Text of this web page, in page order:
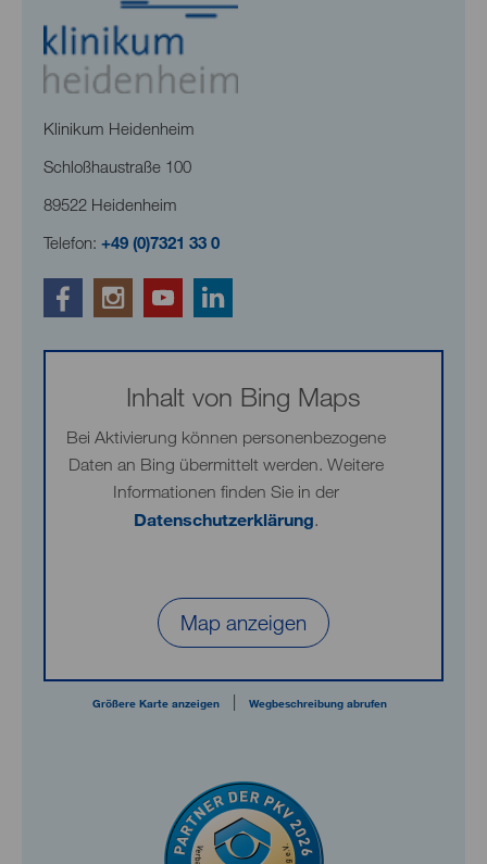
Klinikum Heidenheim
Schloßhaustraße 100
89522 Heidenheim
Telefon: +49 (0)7321 33 0
Inhalt von Bing Maps
Bei Aktivierung können personenbezogene
Daten an Bing übermittelt werden. Weitere
Informationen finden Sie in der
Datenschutzerklärung.
Map anzeigen
Größere Karte anzeigen| Wegbeschreibung abrufen